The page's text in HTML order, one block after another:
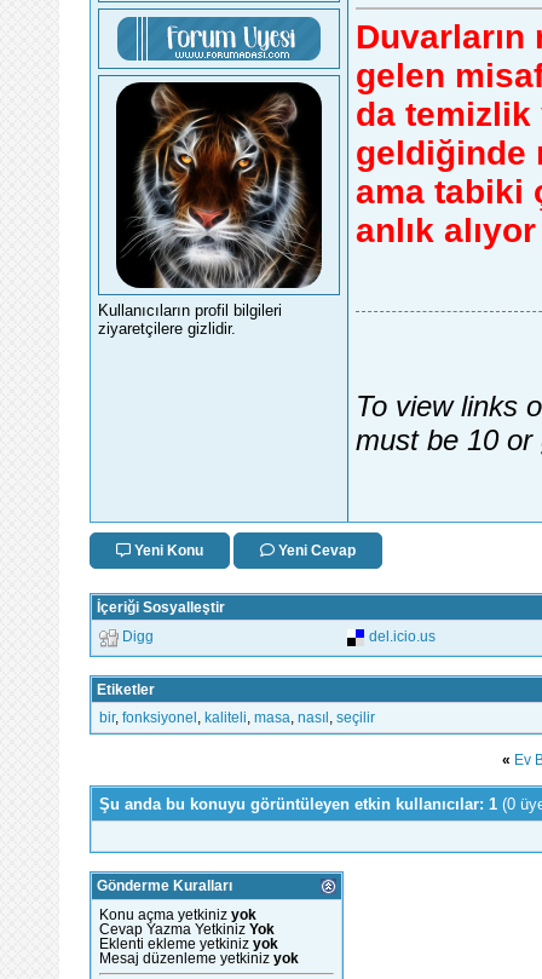
Kullanıcıların profil bilgileri
ziyaretçilere gizlidir.
Duvarların
gelen
da temizlik
geldiğinde
ama tabiki
anlık
To view links
must be 10 or
Yeni Konu Yeni Cevap
İçeriği Sosyalleştir
Digg del.icio.us
Etiketler
bir, fonksiyonel kaliteli masa nasıl seçilir
« Ev
Şu anda bu konuyu görüntüleyen etkin kullanıcılar: 1 (0
Gönderme Kuralları
Konu açma yetkiniz yok
Cevap Yazma Yetkiniz Yok
Eklenti ekleme yetkiniz yok
Mesaj düzenleme yetkiniz yok